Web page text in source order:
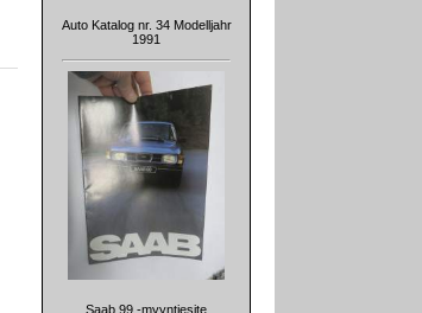
Auto Katalog nr. 34 Modelljahr
1991
Saab 99 -myyntiesite